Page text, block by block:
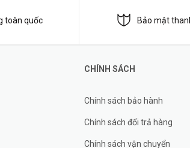
toàn quốc Bảo mật
CHÍNH SÁCH
Chính sách bảo hành
Chính sách đổi trả hàng
Chính sách vận chuyển